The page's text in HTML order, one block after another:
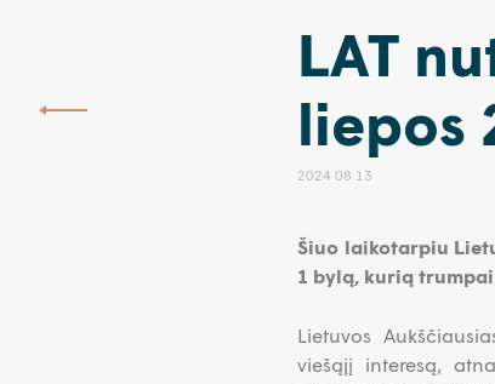
LAT
liepos
2024 08 13
Šiuo laikotarpiu
1 bylą, kurią
Lietuvos
viešąjį interesą,